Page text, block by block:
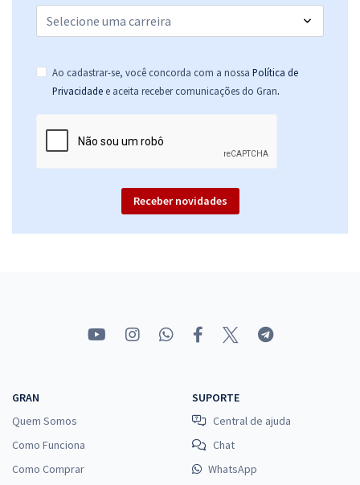
Ao cadastrar-se, você concorda com a nossa Política de
Privacidade e aceita receber comunicações do Gran.
Receber novidades
GRAN
Quem Somos
Como Funciona
Como Comprar
SUPORTE
Central de ajuda
Chat
WhatsApp